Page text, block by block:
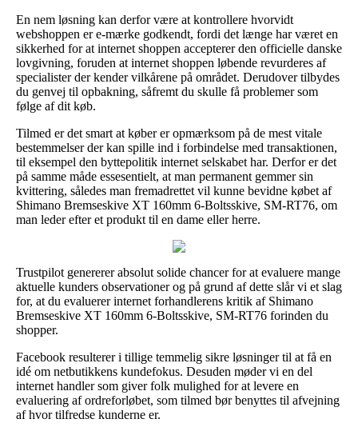
En nem løsning kan derfor være at kontrollere hvorvidt
webshoppen er e-mærke godkendt, fordi det længe har været en
sikkerhed for at internet shoppen accepterer den officielle danske
lovgivning, foruden at internet shoppen løbende revurderes af
specialister der kender vilkårene på området. Derudover tilbydes
du genvej til opbakning, såfremt du skulle få problemer som
følge af dit køb.
Tilmed er det smart at køber er opmærksom på de mest vitale
bestemmelser der kan spille ind i forbindelse med transaktionen,
til eksempel den byttepolitik internet selskabet har. Derfor er det
på samme måde essesentielt, at man permanent gemmer sin
kvittering, således man fremadrettet vil kunne bevidne købet af
Shimano Bremseskive XT 160mm 6-Boltsskive, SM-RT76, om
man leder efter et produkt til en dame eller herre.
Trustpilot genererer absolut solide chancer for at evaluere mange
aktuelle kunders observationer og på grund af dette slår vi et slag
for, at du evaluerer internet forhandlerens kritik af Shimano
Bremseskive XT 160mm 6-Boltsskive, SM-RT76 forinden du
shopper.
Facebook resulterer i tillige temmelig sikre løsninger til at få en
idé om netbutikkens kundefokus. Desuden møder vi en del
internet handler som giver folk mulighed for at levere en
evaluering af ordreforløbet, som tilmed bør benyttes til afvejning
af hvor tilfredse kunderne er.